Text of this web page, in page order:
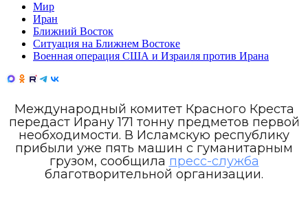
Мир
Иран
Ближний Восток
Ситуация на Ближнем Востоке
Военная операция США и Израиля против Ирана
Международный комитет Красного Креста
передаст Ирану 171 тонну предметов первой
необходимости. В Исламскую республику
прибыли уже пять машин с гуманитарным
грузом, сообщила пресс-служба
благотворительной организации.